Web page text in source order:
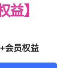
】
会员权益